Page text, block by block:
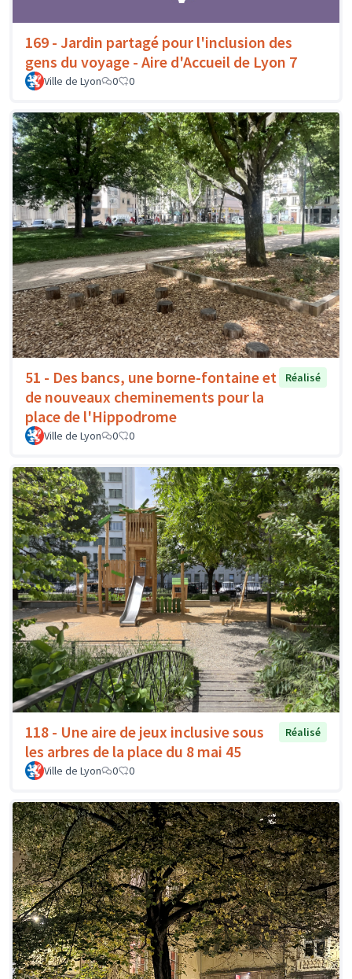
169 - Jardin partagé pour l'inclusion des
gens du voyage - Aire d'Accueil de Lyon 7
Ville de Lyon 0 0
51 - Des bancs, une borne-fontaine et
de nouveaux cheminements pour la
place de l'Hippodrome
Réalisé
Ville de Lyon 0 0
118 - Une aire de jeux inclusive sous
les arbres de la place du 8 mai 45
Réalisé
Ville de Lyon 0 0